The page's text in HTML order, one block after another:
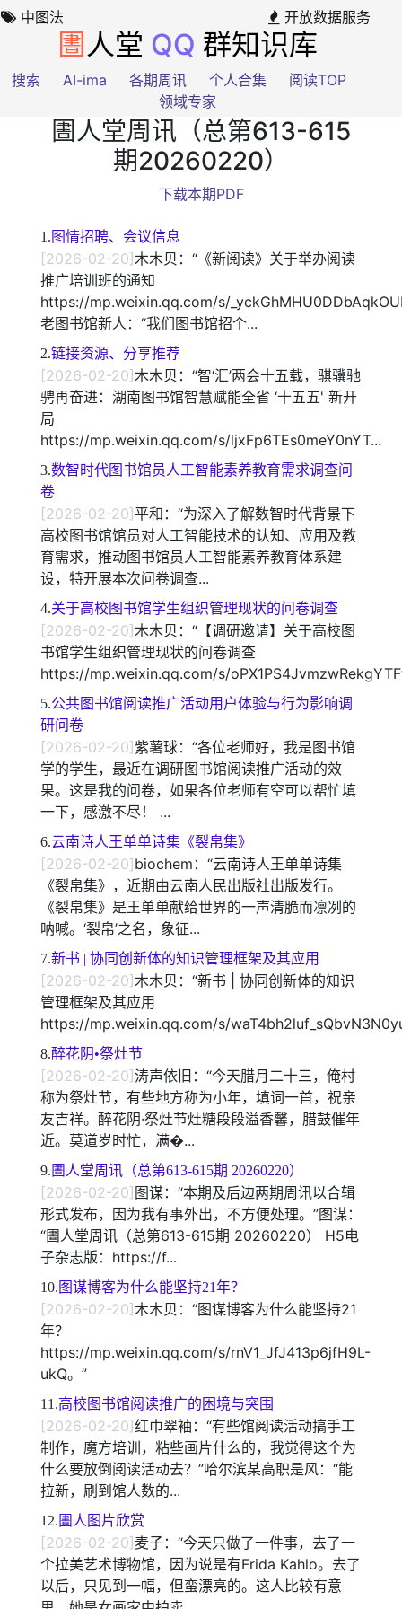
中图法 开放数据服务
圕 人堂 QQ 群知识库
搜索 AI-ima 各期周讯 个人合集
阅读TOP
领域专家
圕人堂周讯（总第613-615
期20260220）
下载本期PDF
1. 图情招聘、会议信息
[2026-02-20]木木贝：“《新阅读》关于举办阅读
推广培训班的通知
https://mp.weixin.qq.com/s/
老图书馆新人：“我们图书馆招个...
2.链接资源、分享推荐
[2026-02-20]木木贝：“智‘汇’两会十五载，骐骥驰
骋再奋进：湖南图书馆智慧赋能全省 ‘十五五' 新开
局
https://mp.weixin.qq.com/s/ljxFp6TEs0meY0nYT...
3.数智时代图书馆员人工智能素养教育需求调查问
卷
[2026-02-20]平和：“为深入了解数智时代背景下
高校图书馆馆员对人工智能技术的认知、应用及教
育需求，推动图书馆员人工智能素养教育体系建
设，特开展本次问卷调查...
4.关于高校图书馆学生组织管理现状的问卷调查
[2026-02-20]木木贝：“【调研邀请】关于高校图
书馆学生组织管理现状的问卷调查
https://mp.weixin.qq.com/s/
5.公共图书馆阅读推广活动用户体验与行为影响调
研问卷
[2026-02-20]紫薯球：“各位老师好，我是图书馆
学的学生，最近在调研图书馆阅读推广活动的效
果。这是我的问卷，如果各位老师有空可以帮忙填
一下，感激不尽！ ...
6.云南诗人王单单诗集《裂帛集》
[2026-02-20]biochem：“云南诗人王单单诗集
《裂帛集》，近期由云南人民出版社出版发行。
《裂帛集》是王单单献给世界的一声清脆而凛冽的
呐喊。‘裂帛’之名，象征...
7.新书 | 协同创新体的知识管理框架及其应用
[2026-02-20]木木贝：“新书 | 协同创新体的知识
管理框架及其应用
https://mp.weixin.qq.com/s/
8.醉花阴•祭灶节
[2026-02-20]涛声依旧：“今天腊月二十三，俺村
称为祭灶节，有些地方称为小年，填词一首，祝亲
友吉祥。醉花阴·祭灶节灶糖段段溢香馨，腊鼓催年
近。莫道岁时忙，满�...
9. 圕人堂周讯（总第613-615期 20260220）
[2026-02-20]图谋：“本期及后边两期周讯以合辑
形式发布，因为我有事外出，不方便处理。”图谋：
“圕人堂周讯（总第613-615期 20260220） H5电
子杂志版：https://f...
10. 图谋博客为什么能坚持21年？
[2026-02-20]木木贝：“图谋博客为什么能坚持21
年？
https://mp.weixin.qq.com/s/rnV1_JfJ413p6jfH9L-
ukQ。”
11.高校图书馆阅读推广的困境与突围
[2026-02-20]红巾翠袖：“有些馆阅读活动搞手工
制作，魔方培训，粘些画片什么的，我觉得这个为
什么要放倒阅读活动去？”哈尔滨某高职是风：“能
拉新，刷到馆人数的...
12. 圕人图片欣赏
[2026-02-20]麦子：“今天只做了一件事，去了一
个拉美艺术博物馆，因为说是有Frida Kahlo。去了
以后，只见到一幅，但蛮漂亮的。这人比较有意